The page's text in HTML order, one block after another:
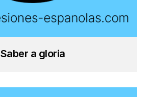
Saber a gloria